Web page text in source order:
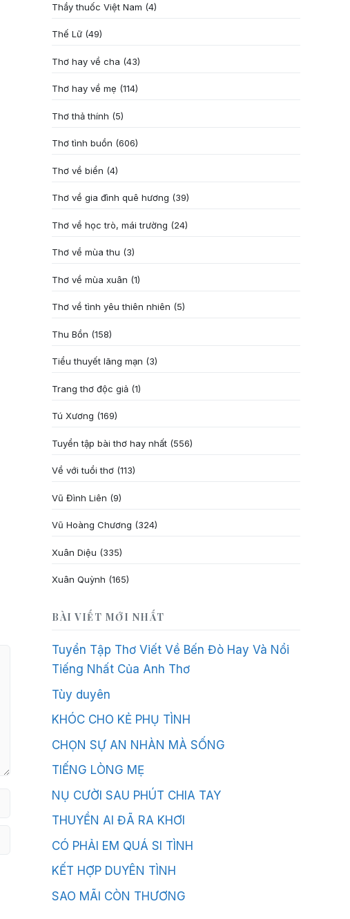
Thầy thuốc Việt Nam (4)
Thế Lữ (49)
Thơ hay về cha (43)
Thơ hay về mẹ (114)
Thơ thả thính (5)
Thơ tình buồn (606)
Thơ về biển (4)
Thơ về gia đình quê hương (39)
Thơ về học trò, mái trường (24)
Thơ về mùa thu (3)
Thơ về mùa xuân (1)
Thơ về tình yêu thiên nhiên (5)
Thu Bồn (158)
Tiểu thuyết lãng mạn (3)
Trang thơ độc giả (1)
Tú Xương (169)
Tuyển tập bài thơ hay nhất (556)
Về với tuổi thơ (113)
Vũ Đình Liên (9)
Vũ Hoàng Chương (324)
Xuân Diệu (335)
Xuân Quỳnh (165)
BÀI VIẾT MỚI NHẤT
Tuyển Tập Thơ Viết Về Bến Đò Hay Và Nổi
Tiếng Nhất Của Anh Thơ
Tùy duyên
KHÓC CHO KẺ PHỤ TÌNH
CHỌN SỰ AN NHÀN MÀ SỐNG
TIẾNG LÒNG MẸ
NỤ CƯỜI SAU PHÚT CHIA TAY
THUYỀN AI ĐÃ RA KHƠI
CÓ PHẢI EM QUÁ SI TÌNH
KẾT HỢP DUYÊN TÌNH
SAO MÃI CÒN THƯƠNG